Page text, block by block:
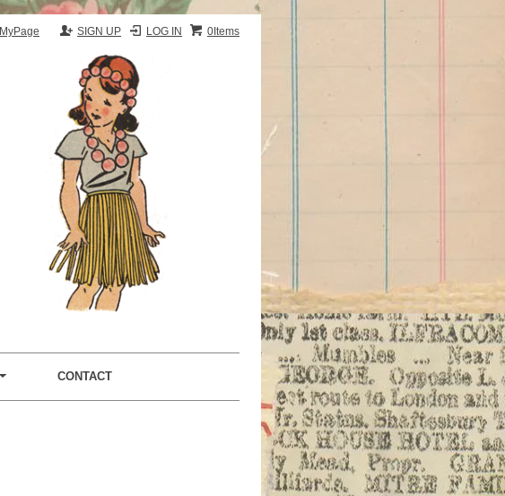
0Items
LOG IN
SIGN UP
MyPage
CONTACT